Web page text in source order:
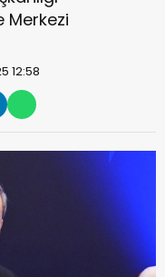
Merkezi
12:58